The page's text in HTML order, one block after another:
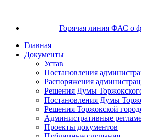
Горячая линия ФАС о
Главная
Документы
Устав
Постановления
Распоряжения
Решения Думы
Постановления Думы
Решения Торжокской
Административные
Проекты документов